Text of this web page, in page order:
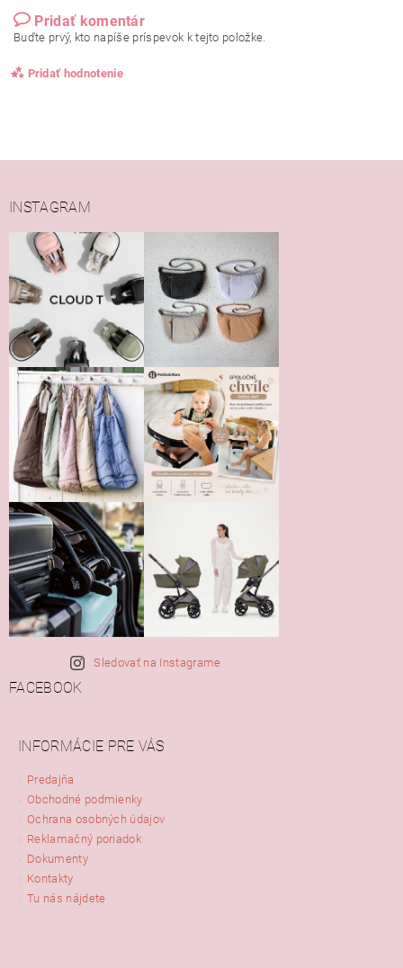
Pridať komentár
Buďte prvý, kto napíše príspevok k tejto položke.
Pridať hodnotenie
Vložením hodnotenie súhlasíte s
podmienkami ochrany
osobných údajov
INSTAGRAM
Sledovať na Instagrame
FACEBOOK
INFORMÁCIE PRE VÁS
Predajňa
Obchodné podmienky
Ochrana osobných údajov
Reklamačný poriadok
Dokumenty
Kontakty
Tu nás nájdete